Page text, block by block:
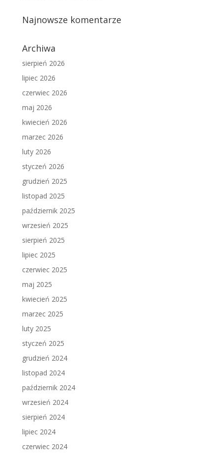
Najnowsze komentarze
Archiwa
sierpień 2026
lipiec 2026
czerwiec 2026
maj 2026
kwiecień 2026
marzec 2026
luty 2026
styczeń 2026
grudzień 2025
listopad 2025
październik 2025
wrzesień 2025
sierpień 2025
lipiec 2025
czerwiec 2025
maj 2025
kwiecień 2025
marzec 2025
luty 2025
styczeń 2025
grudzień 2024
listopad 2024
październik 2024
wrzesień 2024
sierpień 2024
lipiec 2024
czerwiec 2024